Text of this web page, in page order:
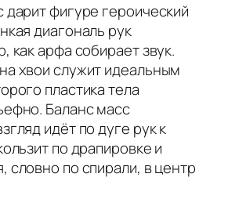
дарит фигуре героический
диагональ рук
как арфа собирает звук.
хвои служит идеальным
пластика тела
Баланс масс
идёт по дуге рук к
по драпировке и
словно по спирали, в центр